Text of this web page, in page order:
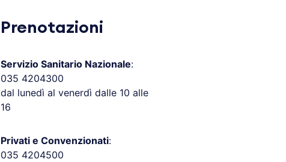
Prenotazioni
Servizio Sanitario Nazionale:
035 4204300
dal lunedì al venerdì dalle 10 alle
16
Privati e Convenzionati:
035 4204500